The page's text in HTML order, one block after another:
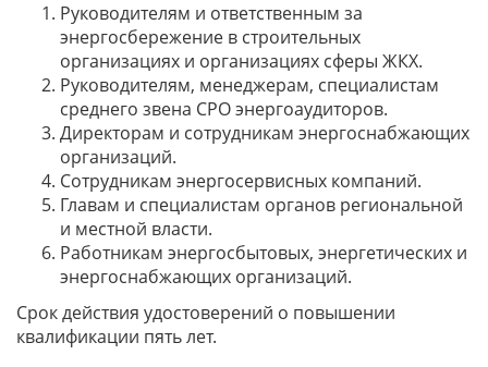
Руководителям и ответственным за
энергосбережение в строительных
организациях и организациях сферы ЖКХ.
Руководителям, менеджерам, специалистам
среднего звена СРО энергоаудиторов.
Директорам и сотрудникам энергоснабжающих
организаций.
Сотрудникам энергосервисных компаний.
Главам и специалистам органов региональной
и местной власти.
Работникам энергосбытовых, энергетических и
энергоснабжающих организаций.
Срок действия удостоверений о повышении
квалификации пять лет.